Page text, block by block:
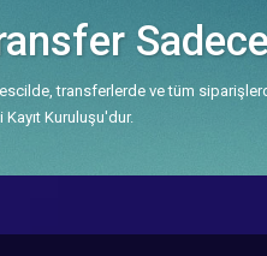
transferlerde ve tüm
Kuruluşu'dur.